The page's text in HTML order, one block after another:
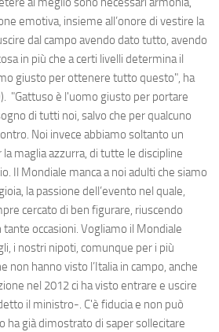
emotiva, insieme all’onore di vestire la
dal campo avendo dato tutto, avendo
in più che a certi livelli determina il
giusto per ottenere tutto questo", ha
"Gattuso è l'uomo giusto per portare
di tutti noi, salvo che per qualcuno
Noi invece abbiamo soltanto un
maglia azzurra, di tutte le discipline
Il Mondiale manca a noi adulti che siamo
la passione dell’evento nel quale,
cercato di ben figurare, riuscendo
occasioni. Vogliamo il Mondiale
i nostri nipoti, comunque per i più
non hanno visto l’Italia in campo, anche
nel 2012 ci ha visto entrare e uscire
il ministro-. C'è fiducia e non può
ha già dimostrato di saper sollecitare